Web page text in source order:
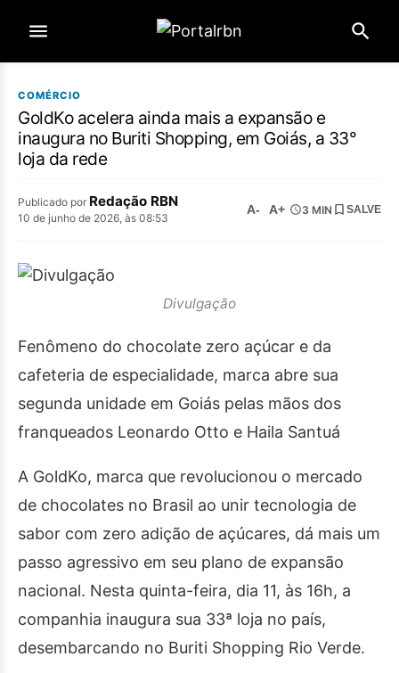
COMÉRCIO
GoldKo acelera ainda mais a expansão e
inaugura no Buriti Shopping, em Goiás, a 33°
loja da rede
Publicado por Redação RBN
10 de junho de 2026, às 08:53
A- A+ 3 MIN SALVE
Divulgação
Fenômeno do chocolate zero açúcar e da
cafeteria de especialidade, marca abre sua
segunda unidade em Goiás pelas mãos dos
franqueados Leonardo Otto e Haila Santuá
A GoldKo, marca que revolucionou o mercado
de chocolates no Brasil ao unir tecnologia de
sabor com zero adição de açúcares, dá mais um
passo agressivo em seu plano de expansão
nacional. Nesta quinta-feira, dia 11, às 16h, a
companhia inaugura sua 33ª loja no país,
desembarcando no Buriti Shopping Rio Verde.